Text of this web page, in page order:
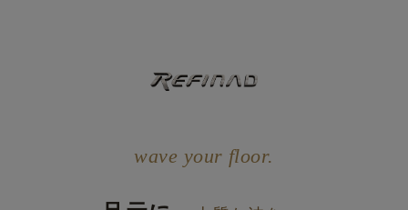
wave your floor.